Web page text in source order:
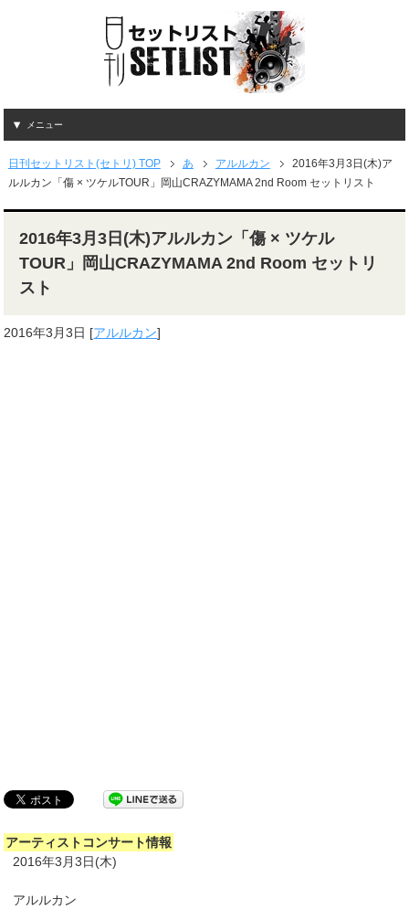
メニュー
日刊セットリスト(セトリ) TOP あ アルルカン
2016年3月3日(木)ア
ルルカン「傷 × ツケルTOUR」岡山CRAZYMAMA 2nd Room セットリスト
2016年3月3日(木)アルルカン「傷 × ツケル
TOUR」岡山CRAZYMAMA 2nd Room セットリ
スト
2016年3月3日 [アルルカン]
アーティストコンサート情報
2016年3月3日(木)
アルルカン